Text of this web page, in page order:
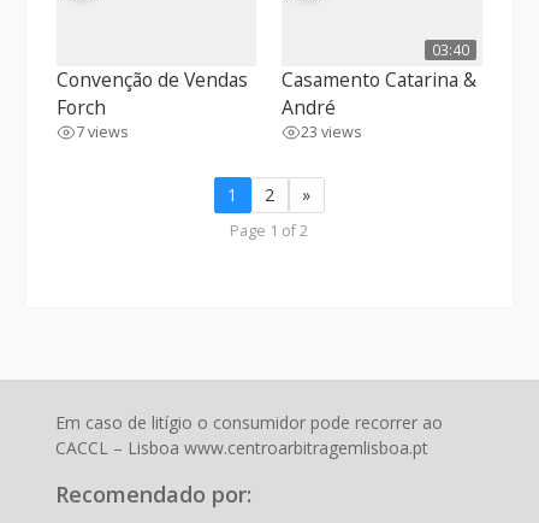
Convenção de Vendas
Forch
7 views
03:40
Casamento Catarina &
André
23 views
1 2 »
Page 1 of 2
Em caso de litígio o consumidor pode recorrer ao
CACCL – Lisboa www.centroarbitragemlisboa.pt
Recomendado por: